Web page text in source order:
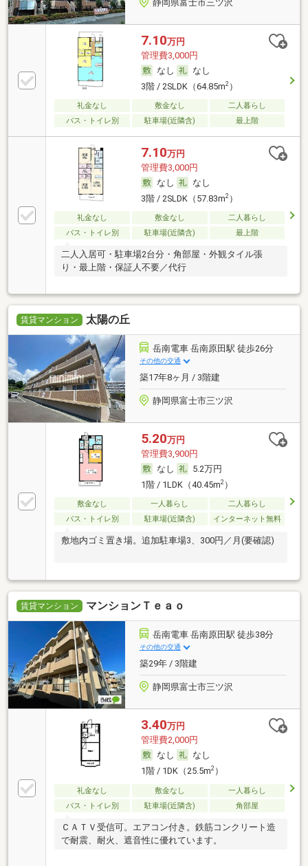
静岡県富士市三ツ沢
7.10万円
管理費3,000円
なし
なし
3階 / 2SLDK（64.85m2）
礼金なし 敷金なし
二人暮らし
バス・トイレ別
駐車場(近隣含) 最上階
7.10万円
管理費3,000円
なし
なし
3階 / 2SLDK（57.83m2）
礼金なし 敷金なし
二人暮らし
バス・トイレ別
駐車場(近隣含) 最上階
二人入居可・駐車場2台分・角部屋・外観タイル張
り・最上階・保証人不要／代行
賃貸マンション 太陽の丘
岳南電車 岳南原田駅 徒歩26分
その他の交通
築17年8ヶ月 / 3階建
静岡県富士市三ツ沢
5.20万円
管理費3,900円
なし
5.2万円
1階 / 1LDK（40.45m2）
敷金なし 一人暮らし
二人暮らし
バス・トイレ別
駐車場(近隣含) インターネット無料
敷地内ゴミ置き場。追加駐車場3、300円／月(要確認)
賃貸マンション マンションＴｅａｏ
岳南電車 岳南原田駅 徒歩38分
その他の交通
築29年 / 3階建
静岡県富士市三ツ沢
3.40万円
管理費2,000円
なし
なし
1階 / 1DK（25.5m2）
礼金なし 敷金なし
一人暮らし
バス・トイレ別
駐車場(近隣含) 角部屋
ＣＡＴＶ受信可。エアコン付き。鉄筋コンクリート造
で耐震、耐火、遮音性に優れています。